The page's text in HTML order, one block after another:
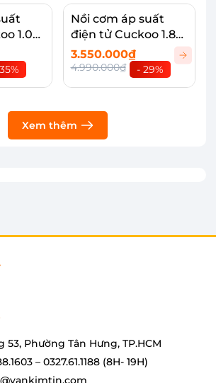
quả
động lên đến 1090W, chiếc
Cuckoo CRP-LHTR0609F giúp
tần IH phân phối nhiệt đồng
nhanh chóng mà vẫn giữ
1.08
Nồi cơm áp suất
điện tử Cuckoo 1.8
lít CRP-PK1000S
3.550.000₫
4.990.000₫ - 29%
Xem thêm
53, Phường Tân Hưng, TP.HCM
– 0327.61.1188 (8H- 19H)